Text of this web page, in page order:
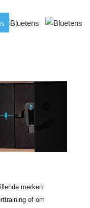
merken
of om